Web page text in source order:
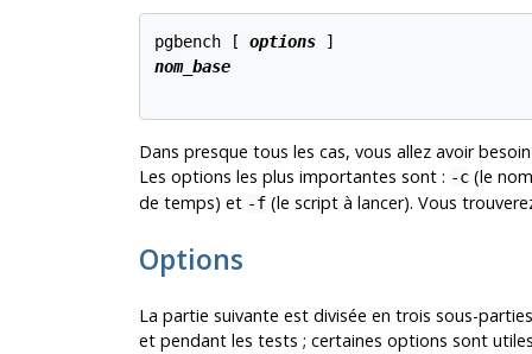
pgbench [ options
nom_base
Dans presque tous les cas, vous allez avoir
Les options les plus importantes sont : -c(le
de temps) et -f(le script à lancer). Vous
Options
La partie suivante est divisée en trois sous-
et pendant les tests ; certaines options sont